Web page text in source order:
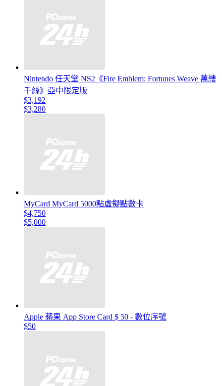
Nintendo 任天堂 NS2《Fire Emblem: Fortunes Weave 萬縷
千絲》亞中限定版
$3,192
$3,280
MyCard MyCard 5000點虛擬點數卡
$4,750
$5,000
Apple 蘋果 App Store Card $ 50 - 數位序號
$50